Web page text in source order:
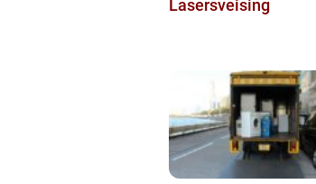
Lasersveising